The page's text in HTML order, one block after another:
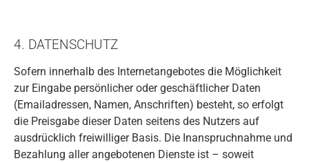
4. DATENSCHUTZ
Sofern innerhalb des Internetangebotes die Möglichkeit
zur Eingabe persönlicher oder geschäftlicher Daten
(Emailadressen, Namen, Anschriften) besteht, so erfolgt
die Preisgabe dieser Daten seitens des Nutzers auf
ausdrücklich freiwilliger Basis. Die Inanspruchnahme und
Bezahlung aller angebotenen Dienste ist – soweit